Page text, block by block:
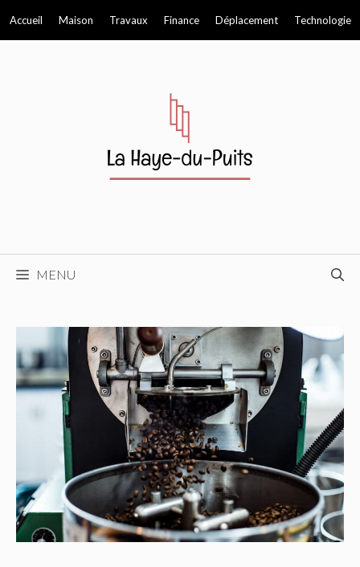
Accueil Maison Travaux Finance Déplacement Technologie
MENU